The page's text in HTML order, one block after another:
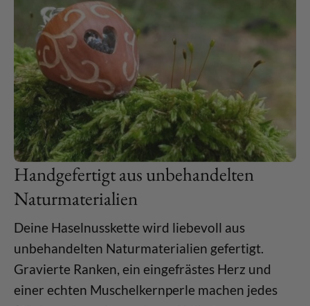
Handgefertigt aus unbehandelten
Naturmaterialien
Deine Haselnusskette wird liebevoll aus
unbehandelten Naturmaterialien gefertigt.
Gravierte Ranken, ein eingefrästes Herz und
einer echten Muschelkernperle machen jedes